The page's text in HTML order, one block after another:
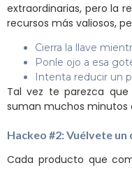
extraordinarias, pero la
recursos más valiosos,
Cierra la llave
Ponle ojo a esa
Intenta reducir un
Tal vez te parezca
suman muchos minutos
Hackeo #2: Vuélvete
Cada producto que